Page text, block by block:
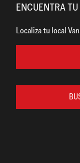
ENCUENTRA
Localiza tu local